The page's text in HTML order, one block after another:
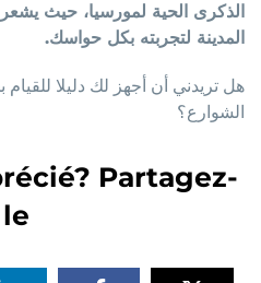
الذكرى الحية لمورسيا، حيث
المدينة لتجربته بكل حواسك.
هل تريدني أن أجهز لك دليلا
الشوارع؟
Partagez-
le